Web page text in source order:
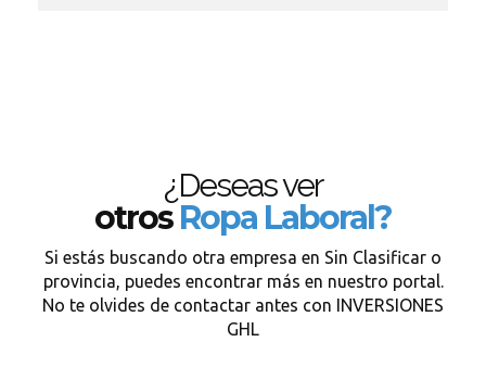
¿Deseas ver
otrosRopa Laboral?
Si estás buscando otra empresa en Sin Clasificar o
provincia, puedes encontrar más en nuestro portal.
No te olvides de contactar antes con INVERSIONES
GHL